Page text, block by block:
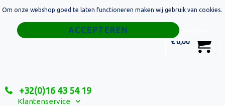
€ 0,00
+32(0)16 43 54 19
Klantenservice
Home
Relatiegeschenken
Om onze webshop goed te laten functioneren maken wij gebruik van cookies.